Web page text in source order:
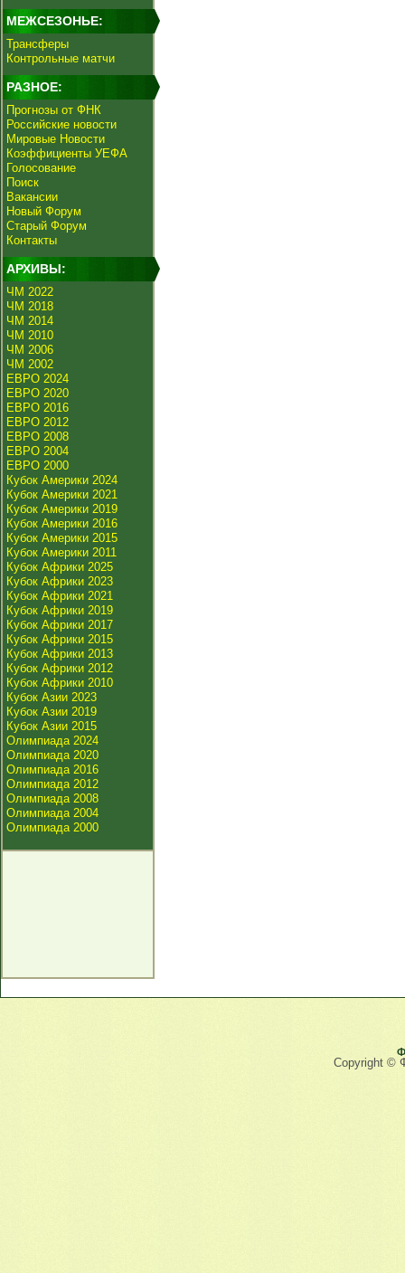
МЕЖСЕЗОНЬЕ:
Трансферы
Контрольные матчи
РАЗНОЕ:
Прогнозы от ФНК
Российские новости
Мировые Новости
Коэффициенты УЕФА
Голосование
Поиск
Вакансии
Новый Форум
Старый Форум
Контакты
АРХИВЫ:
ЧМ 2022
ЧМ 2018
ЧМ 2014
ЧМ 2010
ЧМ 2006
ЧМ 2002
ЕВРО 2024
ЕВРО 2020
ЕВРО 2016
ЕВРО 2012
ЕВРО 2008
ЕВРО 2004
ЕВРО 2000
Кубок Америки 2024
Кубок Америки 2021
Кубок Америки 2019
Кубок Америки 2016
Кубок Америки 2015
Кубок Америки 2011
Кубок Африки 2025
Кубок Африки 2023
Кубок Африки 2021
Кубок Африки 2019
Кубок Африки 2017
Кубок Африки 2015
Кубок Африки 2013
Кубок Африки 2012
Кубок Африки 2010
Кубок Азии 2023
Кубок Азии 2019
Кубок Азии 2015
Олимпиада 2024
Олимпиада 2020
Олимпиада 2016
Олимпиада 2012
Олимпиада 2008
Олимпиада 2004
Олимпиада 2000
Copyright ©